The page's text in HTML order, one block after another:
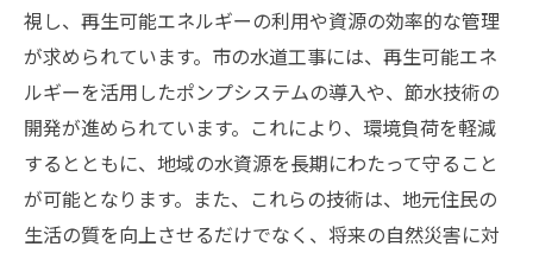
視し、再生可能エネルギーの利用や資源の効率的な管理
が求められています。市の水道工事には、再生可能エネ
ルギーを活用したポンプシステムの導入や、節水技術の
開発が進められています。これにより、環境負荷を軽減
するとともに、地域の水資源を長期にわたって守ること
が可能となります。また、これらの技術は、地元住民の
生活の質を向上させるだけでなく、将来の自然災害に対